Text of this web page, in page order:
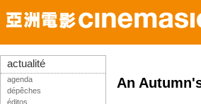
An
actualité
agenda
dépêches
éditos